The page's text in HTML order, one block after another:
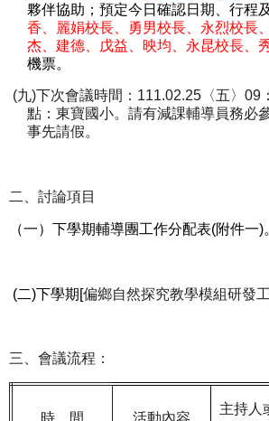
夥伴協助 ；預定今日確認日期、行程
香、麗娟校長、勇男校長、永烈校長
杰、建德、戊益、映均、永昆校長、
機票。
(九) 下次會議時間： 111.02.25 〈五〉09
點：東寶國小。請有減課輔導員務必
事先請假。
二、討論項目
（一）下學期輔導團工作分配表(附件一)
(二)下學期 [偏鄉自然探究教學模組研發
三、 會議流程：
時 間 活動內容
主持人